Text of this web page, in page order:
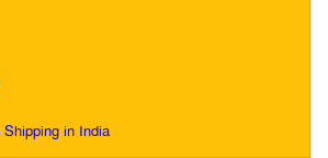
in India